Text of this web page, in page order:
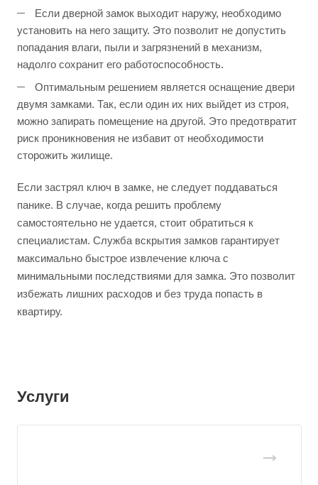
Если дверной замок выходит наружу, необходимо
установить на него защиту. Это позволит не допустить
попадания влаги, пыли и загрязнений в механизм,
надолго сохранит его работоспособность.
Оптимальным решением является оснащение двери
двумя замками. Так, если один их них выйдет из строя,
можно запирать помещение на другой. Это предотвратит
риск проникновения не избавит от необходимости
сторожить жилище.
Если застрял ключ в замке, не следует поддаваться
панике. В случае, когда решить проблему
самостоятельно не удается, стоит обратиться к
специалистам. Служба вскрытия замков гарантирует
максимально быстрое извлечение ключа с
минимальными последствиями для замка. Это позволит
избежать лишних расходов и без труда попасть в
квартиру.
Услуги